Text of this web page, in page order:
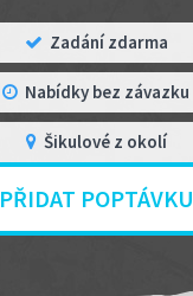
Zadání zdarma
Nabídky bez závazku
Šikulové z okolí
PŘIDAT POPTÁVKU